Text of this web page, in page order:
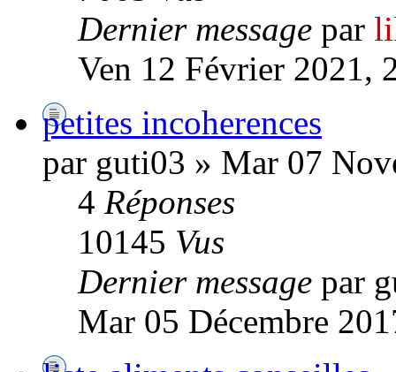
Dernier message par
Ven 12 Février 2021,
petites incoherences
par guti03 » Mar 07
4 Réponses
10145 Vus
Dernier message par
Mar 05 Décembre